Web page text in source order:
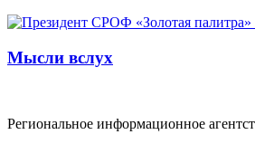
Мысли вслух
Региональное информационное